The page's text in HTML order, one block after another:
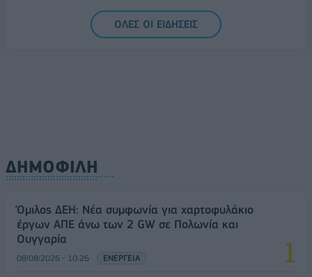
5G παντού, 6G στον ορίζοντα: Πού βρίσκεται η
Ελλάδα στη μεγάλη τεχνολογική μετάβαση
ΟΛΕΣ ΟΙ ΕΙΔΗΣΕΙΣ
ΔΗΜΟΦΙΛΗ
Όμιλος ΔΕΗ: Νέα συμφωνία για χαρτοφυλάκιο
έργων ΑΠΕ άνω των 2 GW σε Πολωνία και
Ουγγαρία
08/08/2026 - 10:26 ΕΝΕΡΓΕΙΑ